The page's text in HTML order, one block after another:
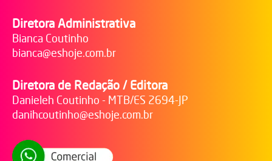
Diretora Administrativa
Bianca Coutinho
bianca@eshoje.com.br
Diretora de Redação / Editora
Danieleh Coutinho - MTB/ES 2694-JP
danihcoutinho@eshoje.com.br